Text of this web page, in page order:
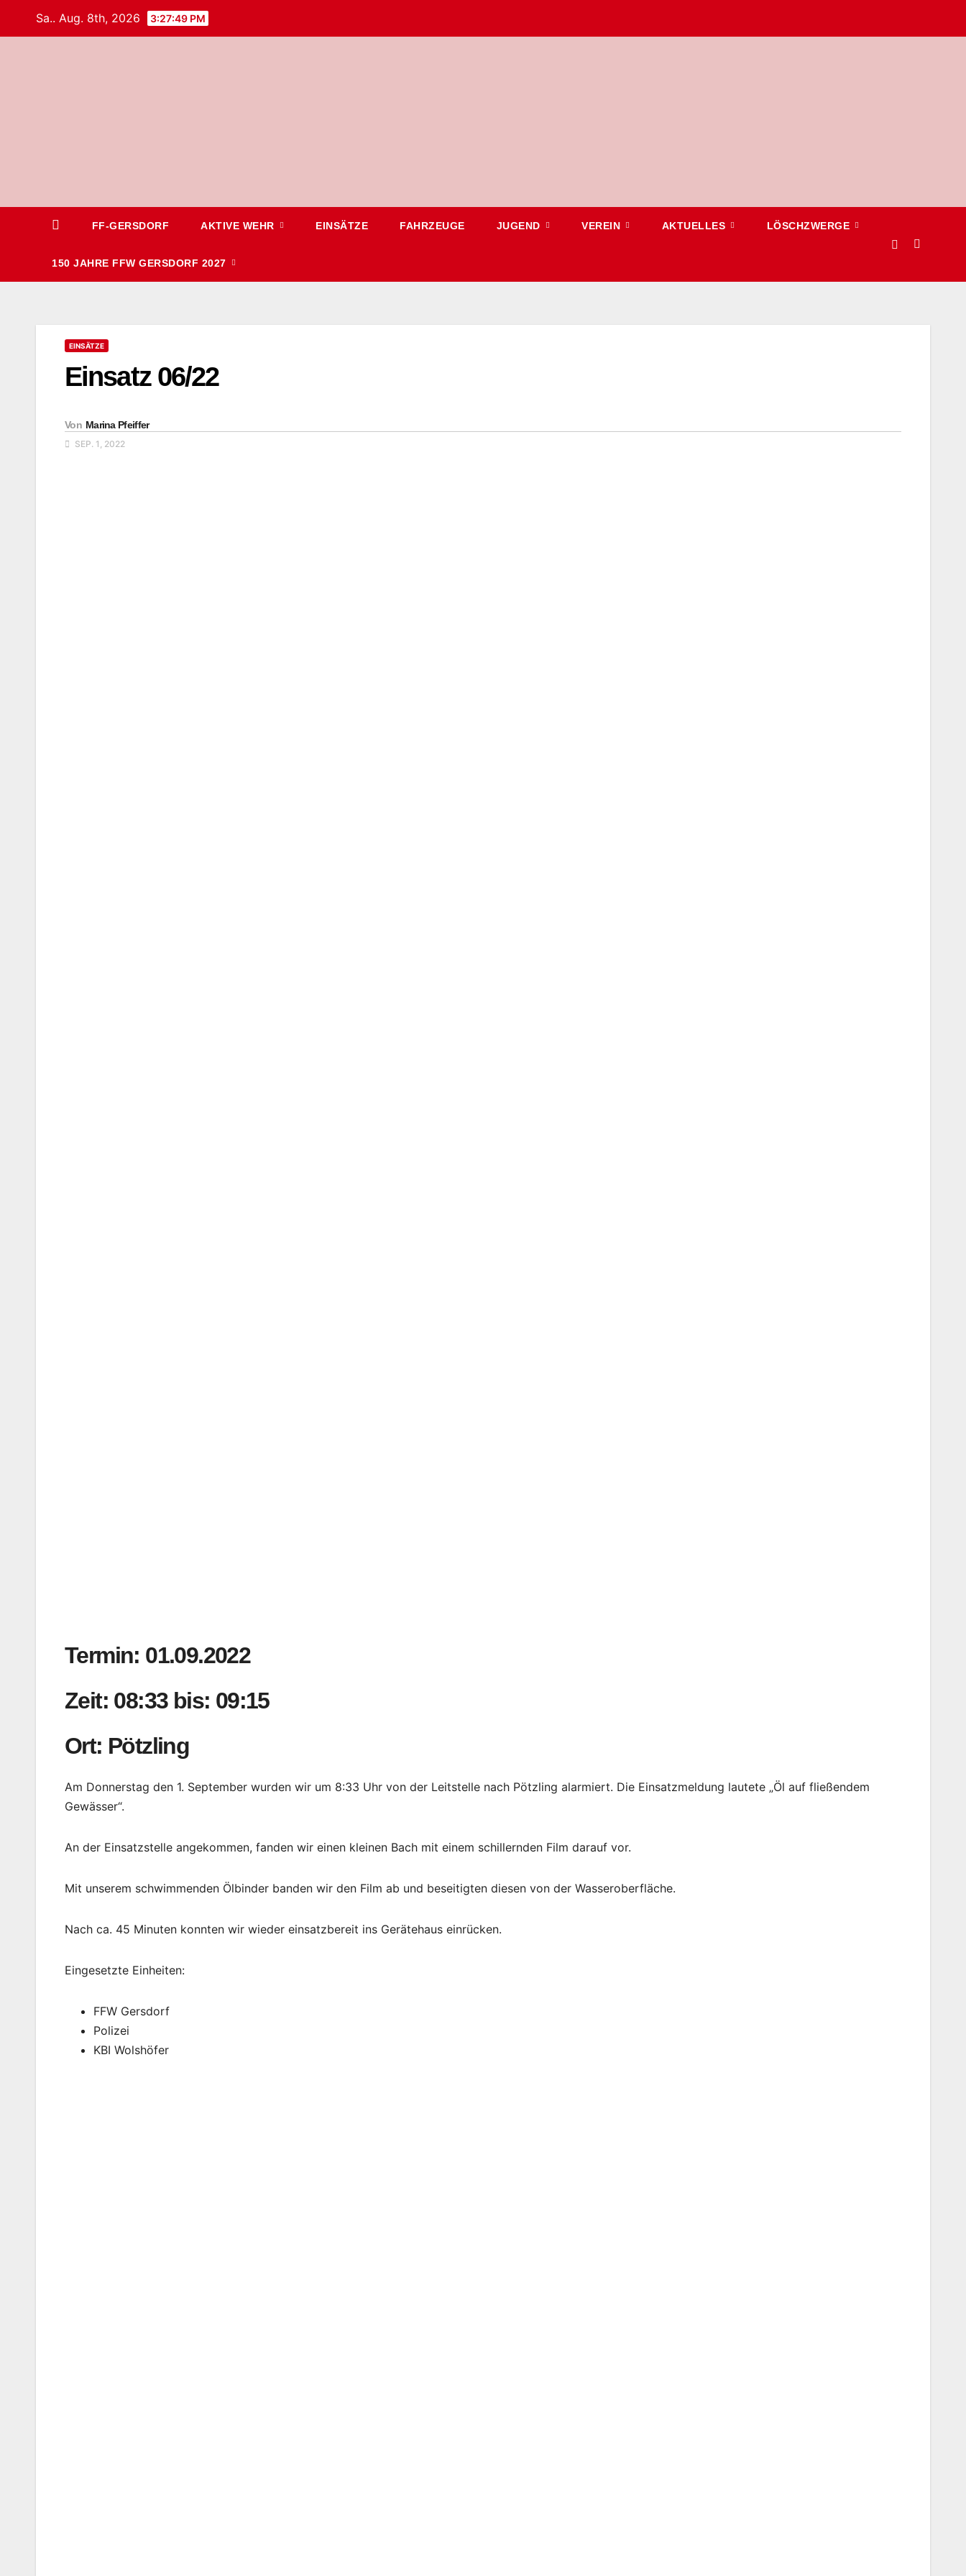
Sa.. Aug. 8th, 2026 3:27:50 PM
FF-GERSDORF AKTIVE WEHR EINSÄTZE FAHRZEUGE JUGEND VEREIN AKTUELLES LÖSCHZWERGE
150 JAHRE FFW GERSDORF 2027
EINSÄTZE
Einsatz 06/22
Von Marina Pfeiffer
SEP. 1, 2022
Termin: 01.09.2022
Zeit: 08:33 bis: 09:15
Ort: Pötzling
Am Donnerstag den 1. September wurden wir um 8:33 Uhr von der Leitstelle nach Pötzling alarmiert. Die Einsatzmeldung lautete „Öl auf fließendem
Gewässer“.
An der Einsatzstelle angekommen, fanden wir einen kleinen Bach mit einem schillernden Film darauf vor.
Mit unserem schwimmenden Ölbinder banden wir den Film ab und beseitigten diesen von der Wasseroberfläche.
Nach ca. 45 Minuten konnten wir wieder einsatzbereit ins Gerätehaus einrücken.
Eingesetzte Einheiten:
FFW Gersdorf
Polizei
KBI Wolshöfer